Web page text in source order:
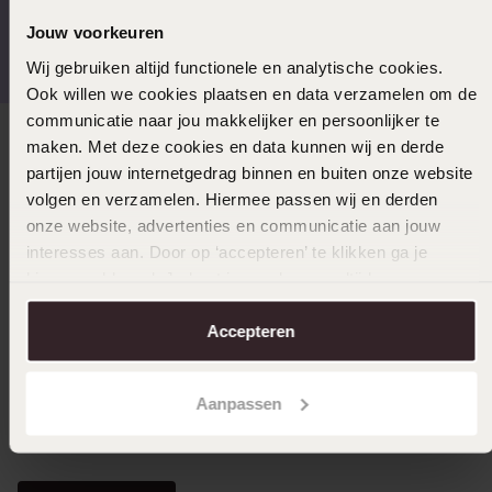
Jouw voorkeuren
Wij gebruiken altijd functionele en analytische cookies.
Ook willen we cookies plaatsen en data verzamelen om de
communicatie naar jou makkelijker en persoonlijker te
maken. Met deze cookies en data kunnen wij en derde
partijen jouw internetgedrag binnen en buiten onze website
volgen en verzamelen. Hiermee passen wij en derden
onze website, advertenties en communicatie aan jouw
interesses aan. Door op ‘accepteren’ te klikken ga je
aanpassen. Lees er meer over in onscookiebeleid.
Accepteren
Aanpassen
Gratis verzending vanaf
Direct naar
Over Lucardi
Klantendienst